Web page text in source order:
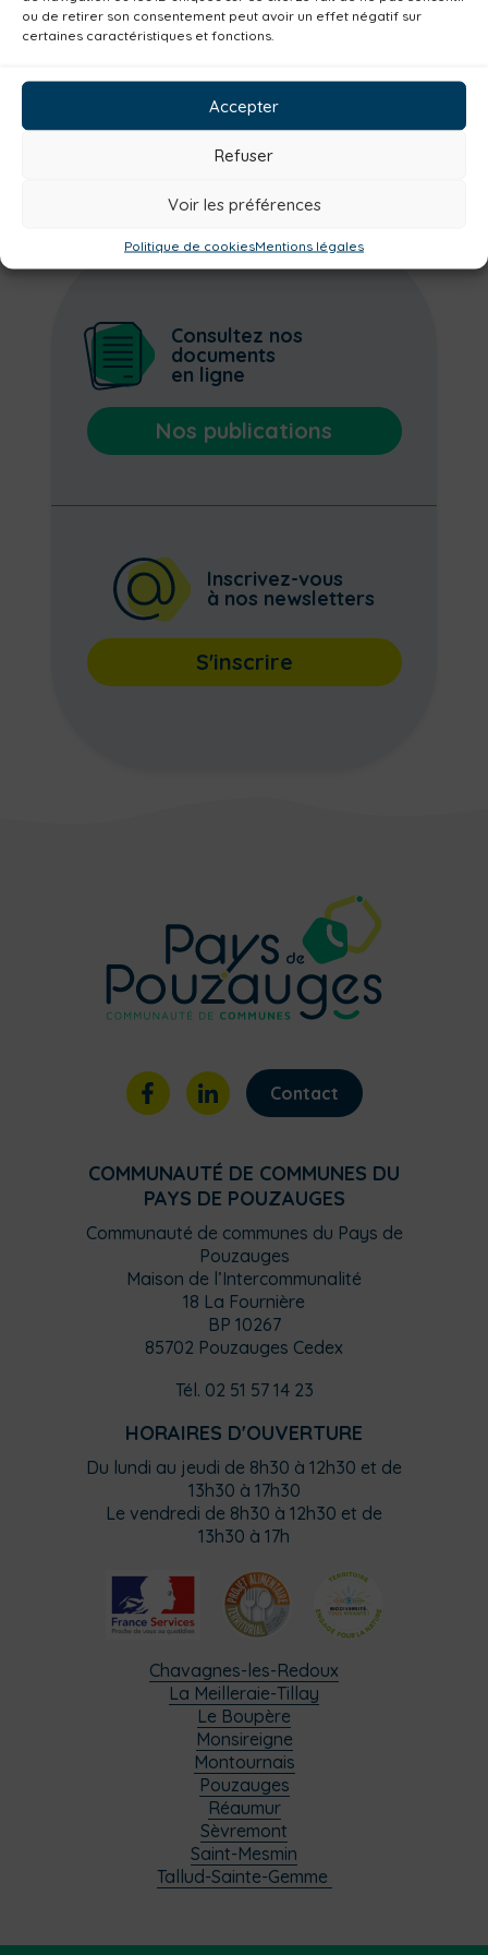
ou de retirer son consentement peut avoir un effet négatif sur
certaines caractéristiques et fonctions.
Accepter
Refuser
Voir les préférences
Politique de cookiesMentions légales
Emploi
Communes
Consommer local
Bibliothèques
Déchèteries
Familles
Consultez nos
documents
en ligne
Nos publications
Inscrivez-vous
à nos newsletters
S'inscrire
Contact
COMMUNAUTÉ DE COMMUNES DU
PAYS DE POUZAUGES
Communauté de communes du Pays de
Pouzauges
Maison de l’Intercommunalité
18 La Fournière
BP 10267
85702 Pouzauges Cedex
Tél. 02 51 57 14 23
HORAIRES D'OUVERTURE
Du lundi au jeudi de 8h30 à 12h30 et de
13h30 à 17h30
Le vendredi de 8h30 à 12h30 et de
13h30 à 17h
Chavagnes-les-Redoux
La Meilleraie-Tillay
Le Boupère
Monsireigne
Montournais
Pouzauges
Réaumur
Sèvremont
Saint-Mesmin
Tallud-Sainte-Gemme